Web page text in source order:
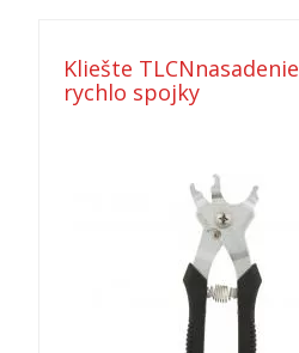
Kliešte TLCNnasadenie a uvol
rychlo spojky